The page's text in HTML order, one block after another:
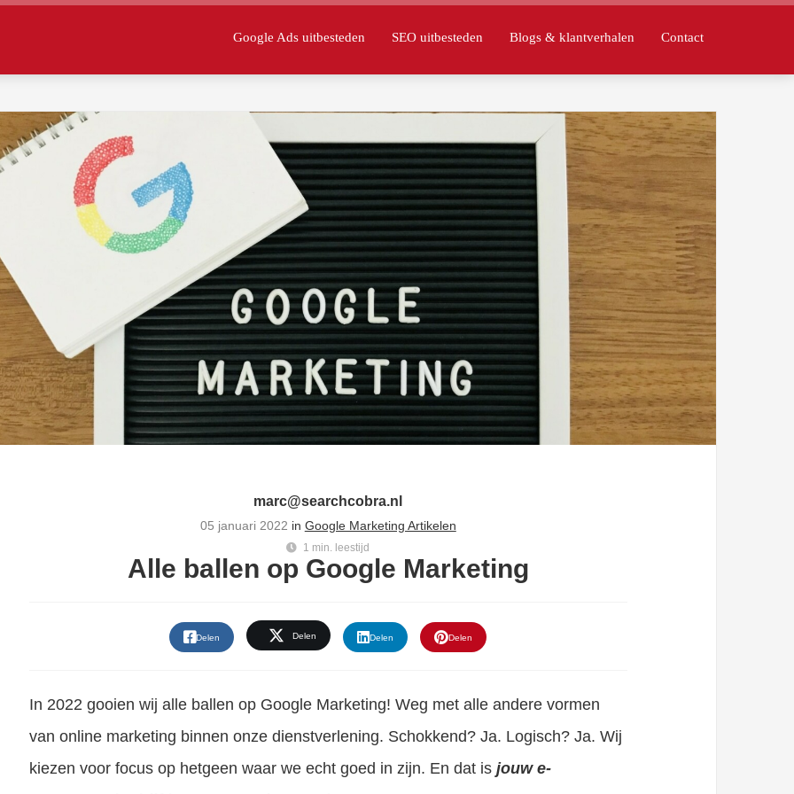
Google Ads uitbesteden SEO uitbesteden Blogs & klantverhalen Contact
marc@searchcobra.nl
05 januari 2022 in Google Marketing Artikelen
1 min. leestijd
Alle ballen op Google Marketing
Delen Delen Delen Delen
In 2022 gooien wij alle ballen op Google Marketing! Weg met alle andere vormen
van online marketing binnen onze dienstverlening. Schokkend? Ja. Logisch? Ja. Wij
kiezen voor focus op hetgeen waar we echt goed in zijn. En dat is jouw e-